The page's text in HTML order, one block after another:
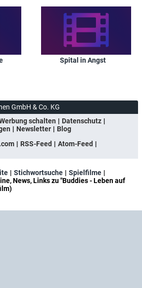
Spital in Angst
GmbH & Co. KG
schalten
Datenschutz
Newsletter
Blog
RSS-Feed
Atom-Feed
Stichwortsuche
Spielfilme
News, Links zu "Buddies - Leben auf